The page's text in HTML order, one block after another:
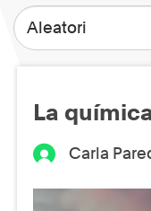
Aleatori
La
Carla